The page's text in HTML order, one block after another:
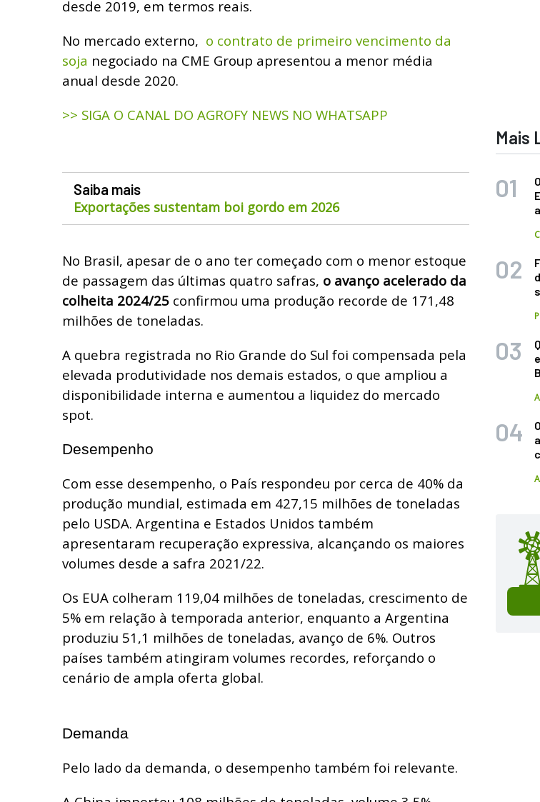
desde 2019, em termos reais.
No mercado externo, o contrato de primeiro vencimento da
soja negociado na CME Group apresentou a menor média
anual desde 2020.
>> SIGA O CANAL DO AGROFY NEWS NO WHATSAPP
Saiba mais
Exportações sustentam boi gordo em 2026
No Brasil, apesar de o ano ter começado com o menor estoque
de passagem das últimas quatro safras, o avanço acelerado da
colheita 2024/25 confirmou uma produção recorde de 171,48
milhões de toneladas.
A quebra registrada no Rio Grande do Sul foi compensada pela
elevada produtividade nos demais estados, o que ampliou a
disponibilidade interna e aumentou a liquidez do mercado
spot.
Desempenho
Com esse desempenho, o País respondeu por cerca de 40% da
produção mundial, estimada em 427,15 milhões de toneladas
pelo USDA. Argentina e Estados Unidos também
apresentaram recuperação expressiva, alcançando os maiores
volumes desde a safra 2021/22.
Os EUA colheram 119,04 milhões de toneladas, crescimento de
5% em relação à temporada anterior, enquanto a Argentina
produziu 51,1 milhões de toneladas, avanço de 6%. Outros
países também atingiram volumes recordes, reforçando o
cenário de ampla oferta global.
Demanda
Pelo lado da demanda, o desempenho também foi relevante.
Mais